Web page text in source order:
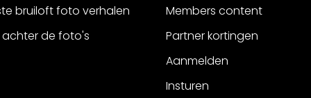
bruiloft foto verhalen
achter de foto's
Members content
Partner kortingen
Aanmelden
Insturen